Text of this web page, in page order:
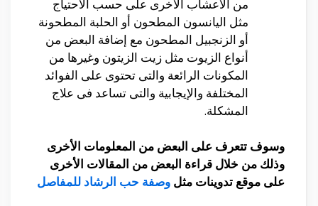
من الأعشاب الأخرى على حسب الأحتياج
مثل اليانسون المطحون أو الحلبة المطحونة
أو الزنجبيل المطحون مع إضافة البعض من
أنواع الزيوت مثل زيت الزيتون وغيرها من
المكونات الرائعة والتى تحتوى على الفوائد
المختلفة والإيجابية والتى تساعد فى علاج
المشكلة.
وسوف تتعرف على البعض من المعلومات الأخرى
وذلك من خلال قراءة البعض من المقالات الأخرى
على موقع تدوينات مثل وصفة حب الرشاد للمفاصل